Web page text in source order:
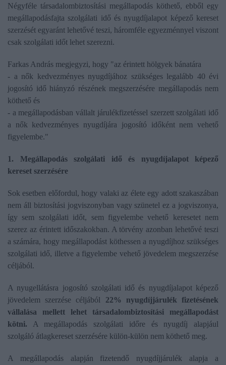
Négyféle társadalombiztosítási megállapodás köthető, ebből egy
megállapodásfajta szolgálati idő és nyugdíjalapot képező kereset
szerzését egyaránt lehetővé teszi, háromféle egyezménnyel viszont
csak szolgálati időt lehet szerezni.
Farkas András megjegyzi, hogy "az érintett hölgyek bánatára
- a nők kedvezményes nyugdíjához szükséges legalább 40 évi
jogosító idő hiányzó részének megszerzésére megállapodás nem
köthető és
- a megállapodásban vállalt járulékfizetéssel szerzett szolgálati idő
a nők kedvezményes nyugdíjára jogosító időként nem vehető
figyelembe."
1. Megállapodás szolgálati idő és nyugdíjalapot képező
kereset szerzésére
Sok esetben előfordul, hogy valaki az élete egy adott szakaszában
nem áll biztosítási jogviszonyban vagy szünetel ez a jogviszonya,
így sem szolgálati időt, sem figyelembe vehető keresetet nem
szerez az érintett időszakokban. A törvény azonban lehetővé teszi
a számára, hogy megállapodást köthessen a nyugdíjhoz szükséges
szolgálati idő, illetve a figyelembe vehető jövedelem megszerzése
céljából.
A nyugellátásra jogosító szolgálati idő és nyugdíjalapot képező
jövedelem szerzése céljából 22% nyugdíjjárulék fizetésének
vállalása mellett lehet társadalombiztosítási megállapodást
kötni. A megállapodás szolgálati időre és nyugdíj alapjául
szolgáló átlagkereset szerzésére külön-külön nem köthető meg.
A megállapodás alapján fizetendő nyugdíjjárulék alapja a